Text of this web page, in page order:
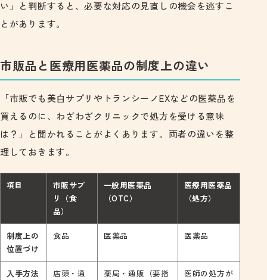
い」と判断すると、必要な対応の見直しの機会を逃すこ
とがあります。
市販品と医療用医薬品の制度上の違い
「市販でも美白サプリやトランシーノEXなどの医薬品を
買えるのに、わざわざクリニックで処方を受ける意味
は？」と聞かれることがよくあります。両者の違いを整
理しておきます。
項目
市販サプ
リ（食
品）
一般用医薬品
（OTC）
医療用医薬品
（処方）
制度上の
位置づけ
食品 医薬品 医薬品
入手方法
店頭・通
薬局・通販（要指
医師の処方が